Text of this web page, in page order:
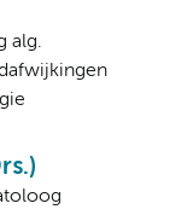
alg.